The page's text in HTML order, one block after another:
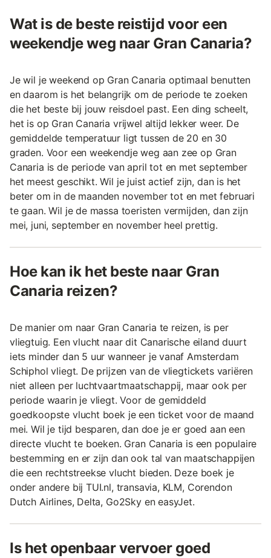
Wat is de beste reistijd voor een
weekendje weg naar Gran Canaria?
Je wil je weekend op Gran Canaria optimaal benutten
en daarom is het belangrijk om de periode te zoeken
die het beste bij jouw reisdoel past. Een ding scheelt,
het is op Gran Canaria vrijwel altijd lekker weer. De
gemiddelde temperatuur ligt tussen de 20 en 30
graden. Voor een weekendje weg aan zee op Gran
Canaria is de periode van april tot en met september
het meest geschikt. Wil je juist actief zijn, dan is het
beter om in de maanden november tot en met februari
te gaan. Wil je de massa toeristen vermijden, dan zijn
mei, juni, september en november heel prettig.
Hoe kan ik het beste naar Gran
Canaria reizen?
De manier om naar Gran Canaria te reizen, is per
vliegtuig. Een vlucht naar dit Canarische eiland duurt
iets minder dan 5 uur wanneer je vanaf Amsterdam
Schiphol vliegt. De prijzen van de vliegtickets variëren
niet alleen per luchtvaartmaatschappij, maar ook per
periode waarin je vliegt. Voor de gemiddeld
goedkoopste vlucht boek je een ticket voor de maand
mei. Wil je tijd besparen, dan doe je er goed aan een
directe vlucht te boeken. Gran Canaria is een populaire
bestemming en er zijn dan ook tal van maatschappijen
die een rechtstreekse vlucht bieden. Deze boek je
onder andere bij TUI.nl, transavia, KLM, Corendon
Dutch Airlines, Delta, Go2Sky en easyJet.
Is het openbaar vervoer goed